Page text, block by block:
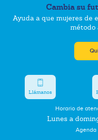
Cambia su
Ayuda a que mujeres de
método
Horario de
Lunes a
Agenda
Llámanos